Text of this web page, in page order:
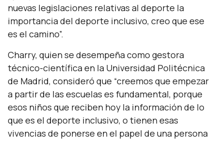
nuevas legislaciones relativas al deporte la
importancia del deporte inclusivo, creo que ese
es el camino”.
Charry, quien se desempeña como gestora
técnico-científica en la Universidad Politécnica
de Madrid, consideró que “creemos que empezar
a partir de las escuelas es fundamental, porque
esos niños que reciben hoy la información de lo
que es el deporte inclusivo, o tienen esas
vivencias de ponerse en el papel de una persona